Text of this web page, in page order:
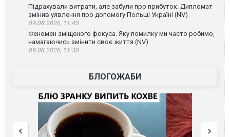
Підрахували витрати, але забули про прибуток. Дипломат
змінив уявлення про допомогу Польщі Україні (NV)
09.08.2026, 11:45
Феномен зміщеного фокуса. Яку помилку ми часто робимо,
намагаючись змінити своє життя (NV)
09.08.2026, 11:30
БЛОГОЖАБИ